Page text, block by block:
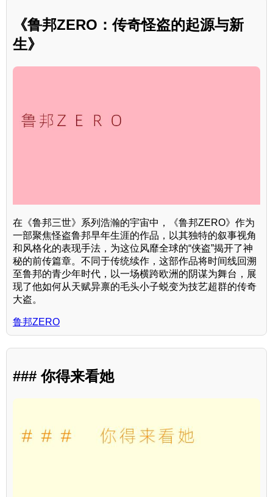
《鲁邦ZERO：传奇怪盗的起源与新
生》
在《鲁邦三世》系列浩瀚的宇宙中，《鲁邦ZERO》作为
一部聚焦怪盗鲁邦早年生涯的作品，以其独特的叙事视角
和风格化的表现手法，为这位风靡全球的“侠盗”揭开了神
秘的前传篇章。不同于传统续作，这部作品将时间线回溯
至鲁邦的青少年时代，以一场横跨欧洲的阴谋为舞台，展
现了他如何从天赋异禀的毛头小子蜕变为技艺超群的传奇
大盗。
鲁邦ZERO
### 你得来看她